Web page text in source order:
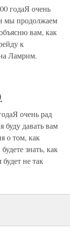
годаЯ очень
мы продолжаем
вам, как
к
Ламрим.
очень рад
буду давать вам
о том, как
знать, как
не так